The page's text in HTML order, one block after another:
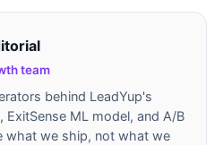
team
behind LeadYup's
ExitSense ML model, and A/B
what we ship, not what we